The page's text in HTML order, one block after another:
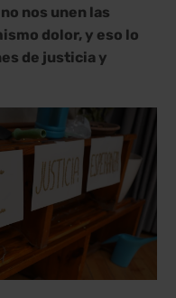
nos unen las
dolor, y eso lo
de justicia y